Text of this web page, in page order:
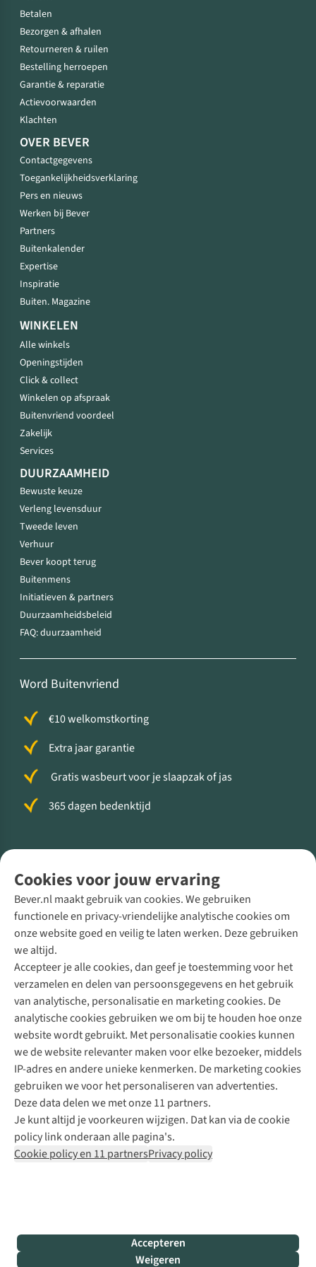
Cookies voor jouw ervaring
Bever.nl maakt gebruik van cookies. We gebruiken
functionele en privacy-vriendelijke analytische cookies om
onze website goed en veilig te laten werken. Deze gebruiken
we altijd.
Accepteer je alle cookies, dan geef je toestemming voor het
verzamelen en delen van persoonsgegevens en het gebruik
van analytische, personalisatie en marketing cookies. De
analytische cookies gebruiken we om bij te houden hoe onze
website wordt gebruikt. Met personalisatie cookies kunnen
we de website relevanter maken voor elke bezoeker, middels
IP-adres en andere unieke kenmerken. De marketing cookies
gebruiken we voor het personaliseren van advertenties.
Deze data delen we met onze 11 partners.
Je kunt altijd je voorkeuren wijzigen. Dat kan via de cookie
policy link onderaan alle pagina's.
Cookie policy en 11 partnersPrivacy policy
Accepteren
Weigeren
Betalen
Bezorgen & afhalen
Retourneren & ruilen
Bestelling herroepen
Garantie & reparatie
Actievoorwaarden
Klachten
OVER BEVER
Contactgegevens
Toegankelijkheidsverklaring
Pers en nieuws
Werken bij Bever
Partners
Buitenkalender
Expertise
Inspiratie
Buiten. Magazine
WINKELEN
Alle winkels
Openingstijden
Click & collect
Winkelen op afspraak
Buitenvriend voordeel
Zakelijk
Services
DUURZAAMHEID
Bewuste keuze
Verleng levensduur
Tweede leven
Verhuur
Bever koopt terug
Buitenmens
Initiatieven & partners
Duurzaamheidsbeleid
FAQ: duurzaamheid
Word Buitenvriend
€10 welkomstkorting
Extra jaar garantie
Gratis wasbeurt voor je slaapzak of jas
365 dagen bedenktijd
Direct advies van een Buitenexpert
+31 (0)85 888 50 88
+31 6 12 28 49 80
Contactformulier
Bever
B.V.